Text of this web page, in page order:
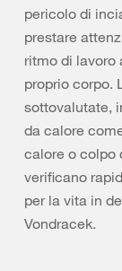
pericolo di
prestare
ritmo di lavoro
proprio corpo.
sottovalutate,
da calore
calore o colpo
verificano
per la vita in
Vondracek.